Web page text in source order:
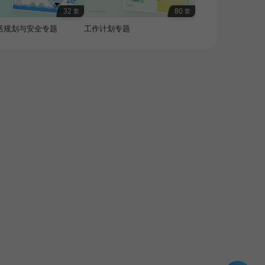
32 套
规划与安全专题
80 套
工作计划专题